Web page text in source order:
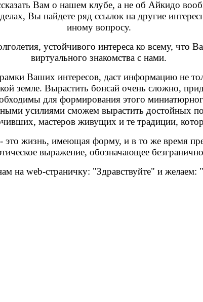
Вам о нашем клубе, а не об Айкидо
Вы найдете ряд ссылок на другие
иному вопросу.
устойчивого интереса ко всему, что
виртуального знакомства с нами.
Ваших интересов, даст информацию не
земле. Вырастить бонсай очень сложно,
для формирования этого
усилиями сможем вырастить достойных
мастеров живущих и те традиции,
- это жизнь, имеющая форму, и в то же время
выражение, обозначающее
на web-страничку: "Здравствуйте" и